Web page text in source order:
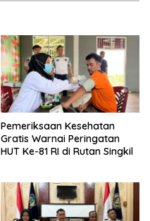
Pemeriksaan Kesehatan
Gratis Warnai Peringatan
HUT Ke-81 RI di Rutan Singkil